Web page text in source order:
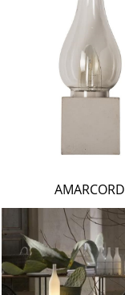
AMARCORD